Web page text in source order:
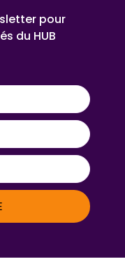
pour
du HUB